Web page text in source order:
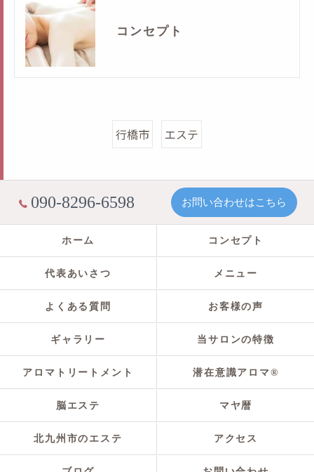
コンセプト
行橋市 エステ
090-8296-6598 お問い合わせはこちら
ホーム コンセプト
代表あいさつ メニュー
よくある質問 お客様の声
ギャラリー 当サロンの特徴
アロマトリートメント 潜在意識アロマ®
脳エステ マヤ暦
北九州市のエステ アクセス